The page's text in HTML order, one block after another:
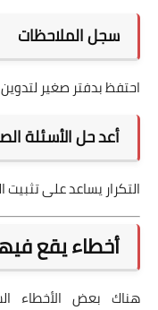
سجل الملاحظات
احتفظ بدفتر صغير
أعد حل الأسئلة
التكرار يساعد على تثبيت
أخطاء يقع
هناك بعض الأخطاء